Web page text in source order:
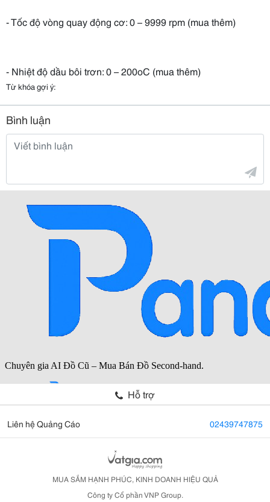
- Tốc độ vòng quay động cơ: 0 – 9999 rpm (mua thêm)
- Nhiệt độ dầu bôi trơn: 0 – 200oC (mua thêm)
Từ khóa gợi ý:
Bình luận
Hỗ trợ
Liên hệ Quảng Cáo 02439747875
MUA SẮM HẠNH PHÚC, KINH DOANH HIỆU QUẢ
Công ty Cổ phần VNP Group.